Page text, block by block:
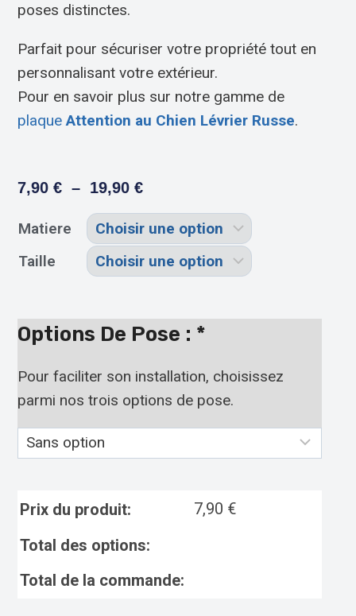
poses distinctes.
Parfait pour sécuriser votre propriété tout en
personnalisant votre extérieur.
Pour en savoir plus sur notre gamme de
plaqueAttention au Chien Lévrier Russe.
7,90€ – 19,90€
Matiere
Taille
Options De Pose : *
Pour faciliter son installation, choisissez
parmi nos trois options de pose.
Prix du produit: 7,90 €
Total des options:
Total de la commande: